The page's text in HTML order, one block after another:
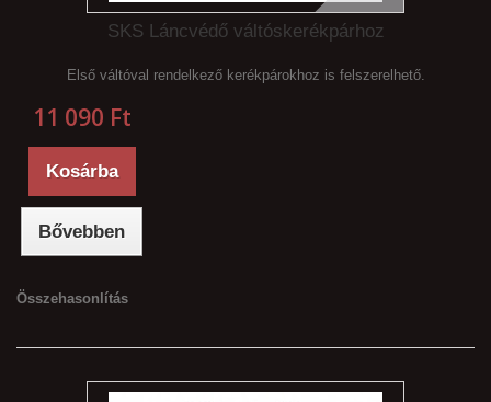
SKS Láncvédő váltóskerékpárhoz
Első váltóval rendelkező kerékpárokhoz is felszerelhető.
11 090 Ft‎
Kosárba
Bővebben
Összehasonlítás